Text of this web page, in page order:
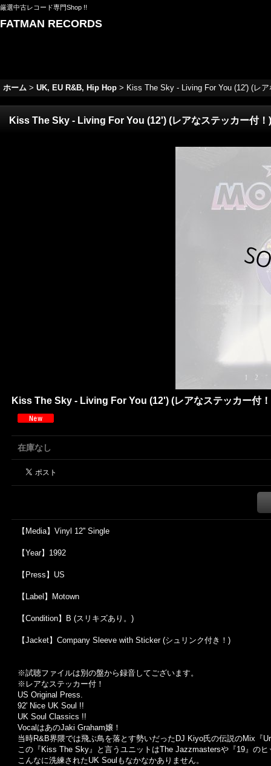
厳選中古レコード専門Shop !!
FATMAN RECORDS
ホーム > UK, EU R&B, Hip Hop > Kiss The Sky - Living For You (12') (レ
Kiss The Sky - Living For You (12') (レアなステッカー付！)
Kiss The Sky - Living For You (12') (レアなステッカー付
在庫なし
【Media】Vinyl 12'' Single
【Year】1992
【Press】US
【Label】Motown
【Condition】B (スリキズあり。)
【Jacket】Company Sleeve with Sticker (シュリンク付き！)
※試聴ファイルは別の盤から録音してございます。
※ レアなステッカー付！
US Original Press.
92' Nice UK Soul !!
UK Soul Classics !!
Vocal はあのJaki Graham嬢！
当時R&B界隈では飛ぶ鳥を落とす勢いだった DJ Kiyo氏の伝説のMix 『
この『 Kiss The Sky』と言うユニットはThe Jazzmastersや『19』のヒ
こんなに洗練されたUK Soul もなかなかありません。